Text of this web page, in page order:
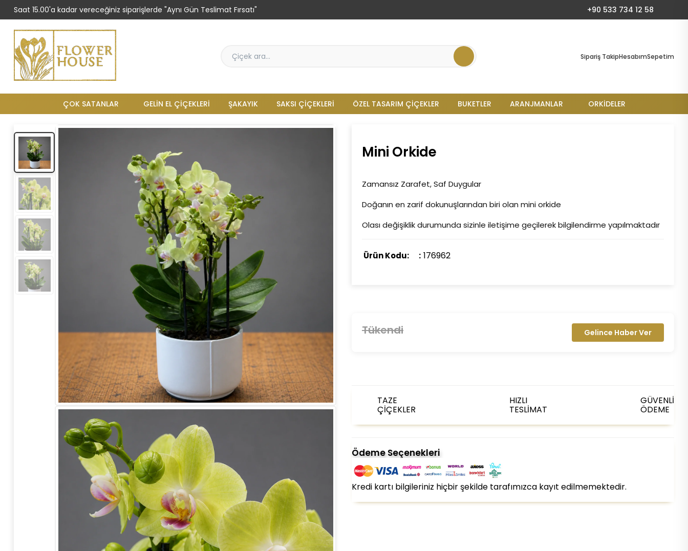
Saat 15.00'a kadar vereceğiniz siparişlerde "Aynı Gün Teslimat Fırsatı" +90 533 734 12 58
Sipariş TakipHesabımSepetim
ÇOK SATANLAR GELIN EL ÇIÇEKLERI ŞAKAYIK SAKSI ÇIÇEKLERI ÖZEL TASARIM ÇIÇEKLER BUKETLER ARANJMANLAR ORKIDELER
Mini Orkide
Zamansız Zarafet, Saf Duygular
Doğanın en zarif dokunuşlarından biri olan mini orkide
Olası değişiklik durumunda sizinle iletişime geçilerek bilgilendirme yapılmaktadır
Ürün Kodu: 176962
Tükendi Gelince Haber Ver
TAZE
ÇİÇEKLER
HIZLI
TESLİMAT
GÜVENLİ
ÖDEME
Ödeme Seçenekleri
Kredi kartı bilgileriniz hiçbir şekilde tarafımızca kayıt edilmemektedir.